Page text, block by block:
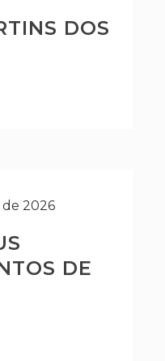
DOS
2026
DE